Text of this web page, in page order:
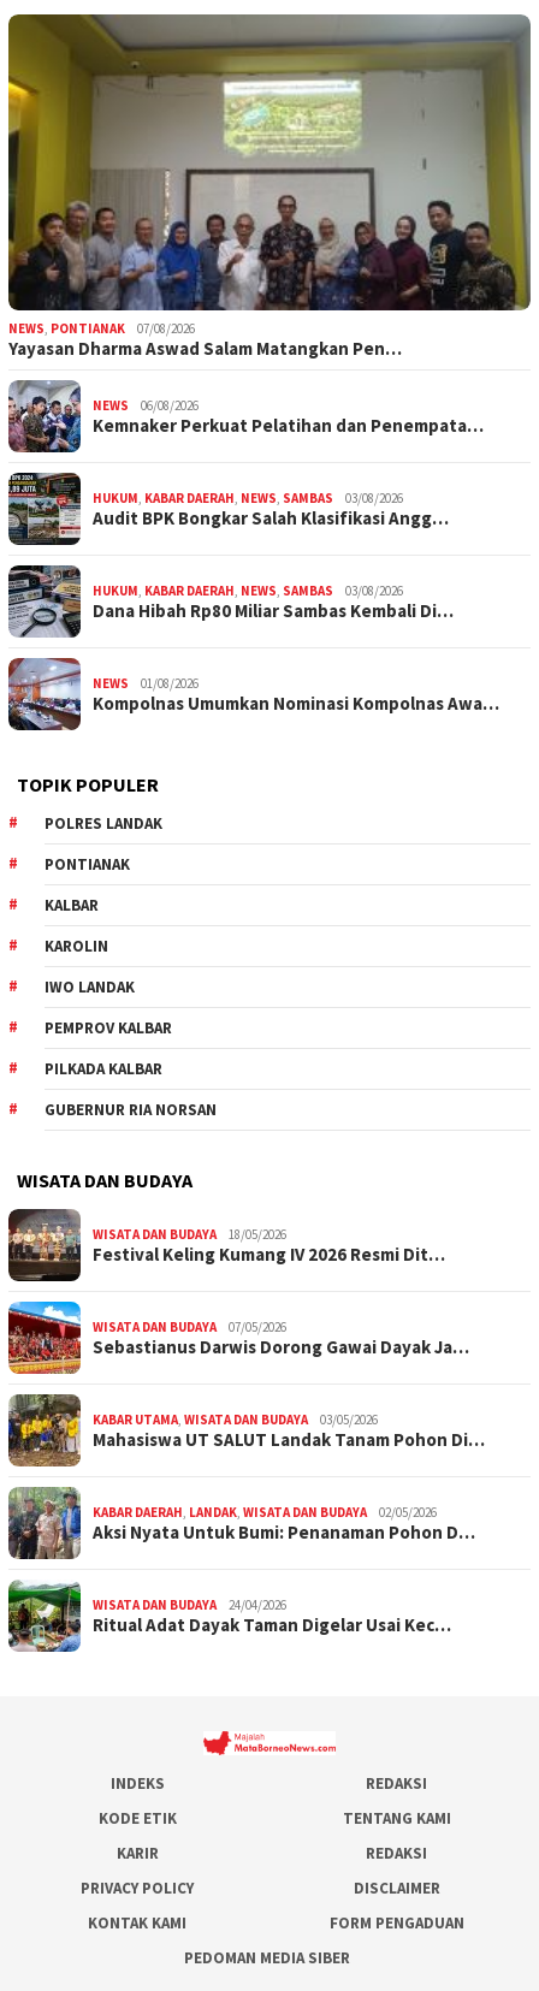
NEWS, PONTIANAK 07/08/2026
Yayasan Dharma Aswad Salam Matangkan Pen…
NEWS 06/08/2026
Kemnaker Perkuat Pelatihan dan Penempata…
HUKUM, KABAR DAERAH, NEWS, SAMBAS 03/08/2026
Audit BPK Bongkar Salah Klasifikasi Angg…
HUKUM, KABAR DAERAH, NEWS, SAMBAS 03/08/2026
Dana Hibah Rp80 Miliar Sambas Kembali Di…
NEWS 01/08/2026
Kompolnas Umumkan Nominasi Kompolnas Awa…
TOPIK POPULER
POLRES LANDAK
PONTIANAK
KALBAR
KAROLIN
IWO LANDAK
PEMPROV KALBAR
PILKADA KALBAR
GUBERNUR RIA NORSAN
WISATA DAN BUDAYA
WISATA DAN BUDAYA 18/05/2026
Festival Keling Kumang IV 2026 Resmi Dit…
WISATA DAN BUDAYA 07/05/2026
Sebastianus Darwis Dorong Gawai Dayak Ja…
KABAR UTAMA, WISATA DAN BUDAYA 03/05/2026
Mahasiswa UT SALUT Landak Tanam Pohon Di…
KABAR DAERAH, LANDAK, WISATA DAN BUDAYA 02/05/2026
Aksi Nyata Untuk Bumi: Penanaman Pohon D…
WISATA DAN BUDAYA 24/04/2026
Ritual Adat Dayak Taman Digelar Usai Kec…
INDEKS
REDAKSI
KODE ETIK
TENTANG KAMI
KARIR
REDAKSI
PRIVACY POLICY
DISCLAIMER
KONTAK KAMI
FORM PENGADUAN
PEDOMAN MEDIA SIBER